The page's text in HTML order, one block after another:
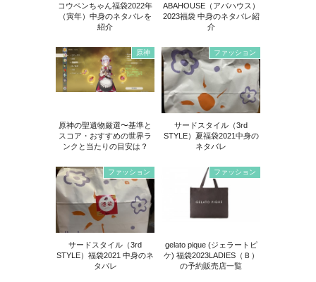
コウペンちゃん福袋2022年
（寅年）中身のネタバレを
紹介
ABAHOUSE（アバハウス）
2023福袋 中身のネタバレ紹
介
原神
原神の聖遺物厳選〜基準と
スコア・おすすめの世界ラ
ンクと当たりの目安は？
ファッション
サードスタイル（3rd
STYLE）夏福袋2021中身の
ネタバレ
ファッション
サードスタイル（3rd
STYLE）福袋2021 中身のネ
タバレ
ファッション
gelato pique (ジェラートピ
ケ) 福袋2023LADIES（Ｂ）
の予約販売店一覧